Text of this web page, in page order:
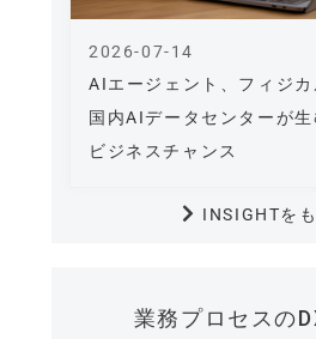
AIエージェント、フィジカ
国内AIデータセンターが生
ビジネスチャンス
2026-07-14
INSIGHTを
業務プロセスの